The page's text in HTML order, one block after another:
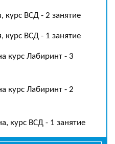
ВСД - 2 занятие
ВСД - 1 занятие
курс Лабиринт - 3
курс Лабиринт - 2
курс ВСД - 1 занятие